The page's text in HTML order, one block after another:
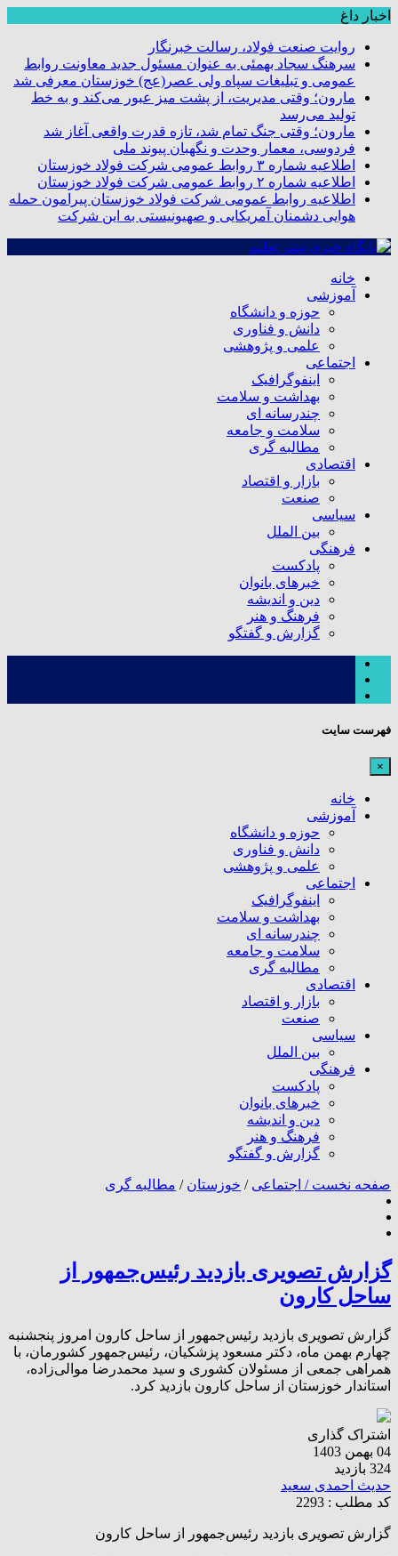
اخبار داغ
روایت صنعت فولاد،‌ رسالت خبرنگار
سرهنگ سجاد بهمئی به عنوان مسئول جدید معاونت روابط
عمومی و تبلیغات سپاه ولی عصر(عج) خوزستان معرفی شد
مارون؛ وقتی مدیریت، از پشت میز عبور می‌کند و به خط
تولید می‌رسد
مارون؛ وقتی جنگ تمام شد، تازه قدرت واقعی آغاز شد
فردوسی، معمار وحدت و نگهبان پیوند ملی
اطلاعیه شماره ۳ روابط عمومی شرکت فولاد خوزستان
اطلاعیه شماره ۲ روابط عمومی شرکت فولاد خوزستان
اطلاعیه روابط عمومی شرکت فولاد خوزستان پیرامون حمله
هوایی دشمنان آمریکایی و صهیونیستی به این شرکت
خانه
آموزشی
حوزه و دانشگاه
دانش و فناوری
علمی و پژوهشی
اجتماعی
اینفوگرافیک
بهداشت و سلامت
چندرسانه ای
سلامت و جامعه
مطالبه گری
اقتصادی
بازار و اقتصاد
صنعت
سیاسی
بین الملل
فرهنگی
پادکست
خبرهای بانوان
دین و اندیشه
فرهنگ و هنر
گزارش و گفتگو
فهرست سایت
×
خانه
آموزشی
حوزه و دانشگاه
دانش و فناوری
علمی و پژوهشی
اجتماعی
اینفوگرافیک
بهداشت و سلامت
چندرسانه ای
سلامت و جامعه
مطالبه گری
اقتصادی
بازار و اقتصاد
صنعت
سیاسی
بین الملل
فرهنگی
پادکست
خبرهای بانوان
دین و اندیشه
فرهنگ و هنر
گزارش و گفتگو
صفحه نخست / اجتماعی / خوزستان / مطالبه گری
گزارش تصویری بازدید رئیس‌جمهور از
ساحل کارون
گزارش تصویری بازدید رئیس‌جمهور از ساحل کارون امروز پنجشنبه
چهارم بهمن ماه، دکتر مسعود پزشکیان، رئیس‌جمهور کشورمان، با
همراهی جمعی از مسئولان کشوری و سید محمدرضا موالی‌زاده،
استاندار خوزستان از ساحل کارون بازدید کرد.
اشتراک گذاری
04 بهمن 1403
324 بازدید
حدیث احمدی سعید
کد مطلب : 2293
گزارش تصویری بازدید رئیس‌جمهور از ساحل کارون